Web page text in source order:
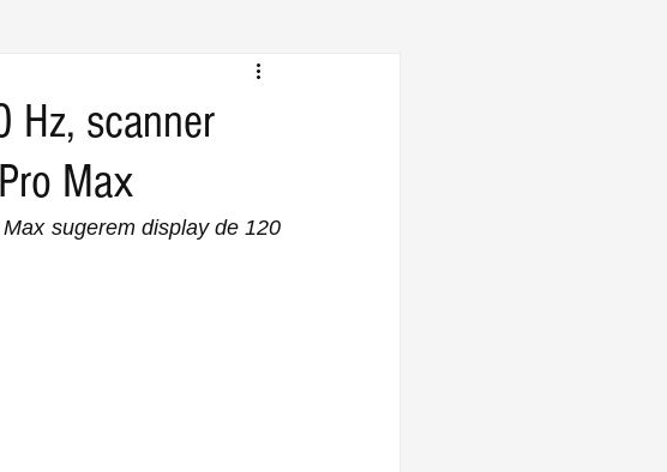
Hz, scanner
Max
sugerem display de 120